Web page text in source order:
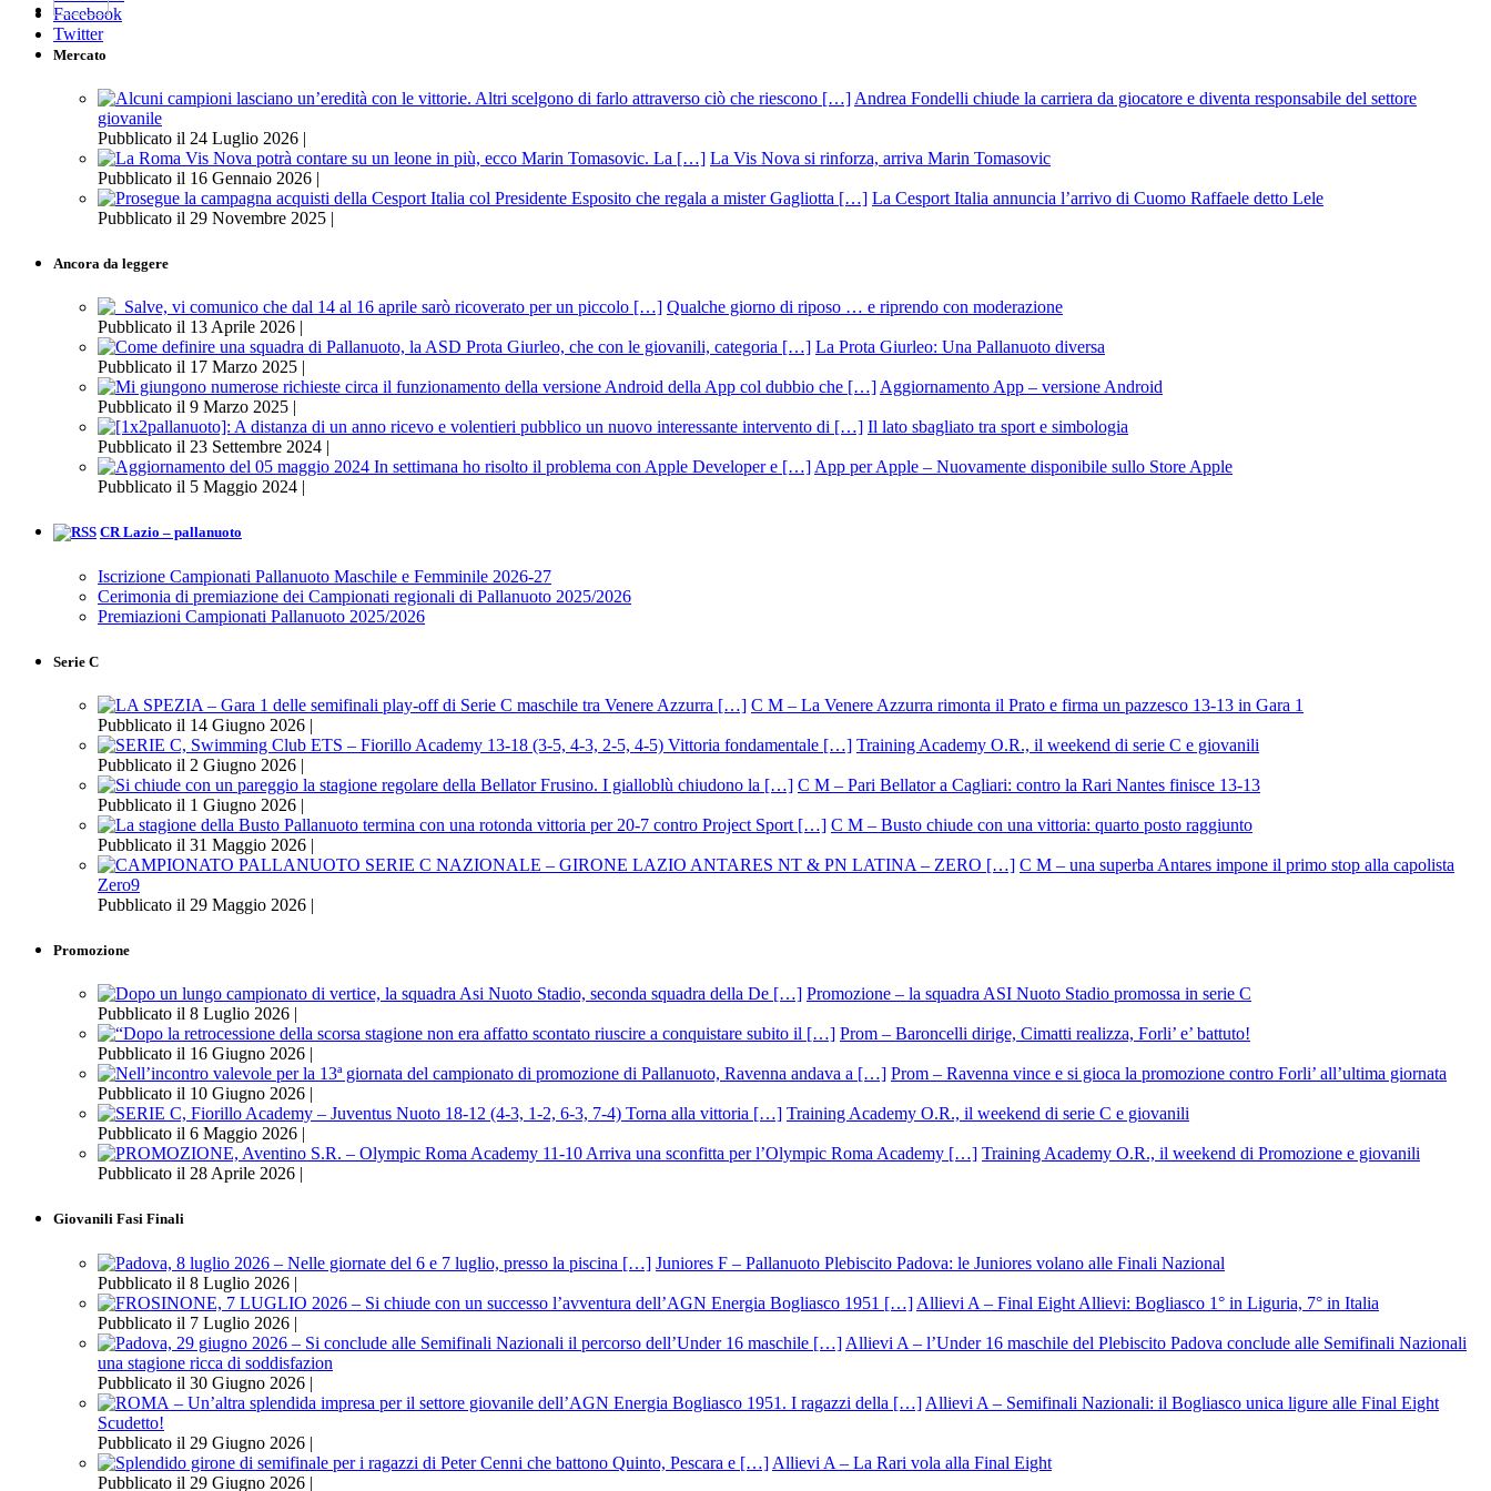
Facebook
Twitter
Mercato
Andrea Fondelli chiude la carriera da giocatore e diventa responsabile del settore
giovanile
Pubblicato il 24 Luglio 2026 |
La Vis Nova si rinforza, arriva Marin Tomasovic
Pubblicato il 16 Gennaio 2026 |
La Cesport Italia annuncia l’arrivo di Cuomo Raffaele detto Lele
Pubblicato il 29 Novembre 2025 |
Ancora da leggere
Qualche giorno di riposo … e riprendo con moderazione
Pubblicato il 13 Aprile 2026 |
La Prota Giurleo: Una Pallanuoto diversa
Pubblicato il 17 Marzo 2025 |
Aggiornamento App – versione Android
Pubblicato il 9 Marzo 2025 |
Il lato sbagliato tra sport e simbologia
Pubblicato il 23 Settembre 2024 |
App per Apple – Nuovamente disponibile sullo Store Apple
Pubblicato il 5 Maggio 2024 |
CR Lazio – pallanuoto
Iscrizione Campionati Pallanuoto Maschile e Femminile 2026-27
Cerimonia di premiazione dei Campionati regionali di Pallanuoto 2025/2026
Premiazioni Campionati Pallanuoto 2025/2026
Serie C
C M – La Venere Azzurra rimonta il Prato e firma un pazzesco 13-13 in Gara 1
Pubblicato il 14 Giugno 2026 |
Training Academy O.R., il weekend di serie C e giovanili
Pubblicato il 2 Giugno 2026 |
C M – Pari Bellator a Cagliari: contro la Rari Nantes finisce 13-13
Pubblicato il 1 Giugno 2026 |
C M – Busto chiude con una vittoria: quarto posto raggiunto
Pubblicato il 31 Maggio 2026 |
C M – una superba Antares impone il primo stop alla capolista
Zero9
Pubblicato il 29 Maggio 2026 |
Promozione
Promozione – la squadra ASI Nuoto Stadio promossa in serie C
Pubblicato il 8 Luglio 2026 |
Prom – Baroncelli dirige, Cimatti realizza, Forli’ e’ battuto!
Pubblicato il 16 Giugno 2026 |
Prom – Ravenna vince e si gioca la promozione contro Forli’ all’ultima giornata
Pubblicato il 10 Giugno 2026 |
Training Academy O.R., il weekend di serie C e giovanili
Pubblicato il 6 Maggio 2026 |
Training Academy O.R., il weekend di Promozione e giovanili
Pubblicato il 28 Aprile 2026 |
Giovanili Fasi Finali
Juniores F – Pallanuoto Plebiscito Padova: le Juniores volano alle Finali Nazional
Pubblicato il 8 Luglio 2026 |
Allievi A – Final Eight Allievi: Bogliasco 1° in Liguria, 7° in Italia
Pubblicato il 7 Luglio 2026 |
Allievi A – l’Under 16 maschile del Plebiscito Padova conclude alle Semifinali Nazionali
una stagione ricca di soddisfazion
Pubblicato il 30 Giugno 2026 |
Allievi A – Semifinali Nazionali: il Bogliasco unica ligure alle Final Eight
Scudetto!
Pubblicato il 29 Giugno 2026 |
Allievi A – La Rari vola alla Final Eight
Pubblicato il 29 Giugno 2026 |